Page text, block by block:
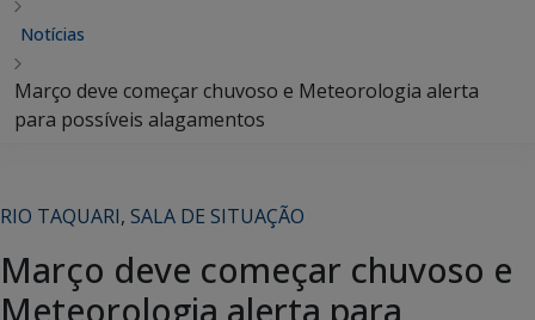
Notícias
Março deve começar chuvoso e Meteorologia alerta
para possíveis alagamentos
RIO TAQUARI, SALA DE SITUAÇÃO
Março deve começar chuvoso e
Meteorologia alerta para